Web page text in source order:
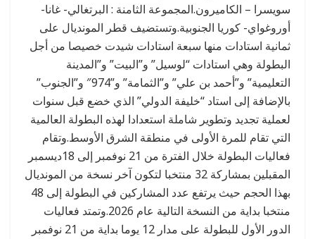
سويسرا – الكاميرون.المجموعة الثامنة : البرتغالي- غانا-
أوروغواي- كوريا الجنوبية.وتستضيف قطر المونديال على
ثمانية استادات منها سبعة استادات شيدت خصيصا من أجل
البطولة وهي استادات “لوسيل” و”البيت” و”المدينة
التعليمية” و”أحمد بن علي” و”الثمامة” و”974″ و”الجنوب”
بالإضافة إلى استاد “خليفة الدولي” الذي خضع قبل سنوات
لعملية تجديد وتطوير شاملة استعدادا لهذه البطولة العالمية
التي تقام للمرة الأولى في منطقة الشرق الأوسط.وتقام
فعاليات البطولة خلال الفترة من 21 نوفمبر إلى 18ديسمبر
المقبلين بمشاركة 32 منتخبا لتكون آخر نسخة من المونديال
بهذا الحجم حيث يرتفع عدد المشاركين في البطولة إلى 48
منتخبا بداية من النسخة التالية عام 2026.وتمتد فعاليات
الدور الأول للبطولة على مدار 12 يوما بداية من 21 نوفمبر